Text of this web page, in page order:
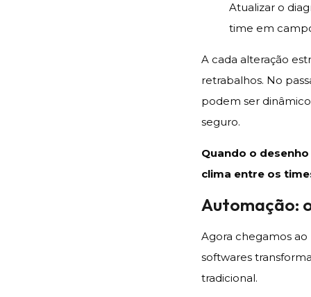
Atualizar o
time em
A cada alteração
retrabalhos. No
podem ser
seguro.
Quando o
clima entre os
Automação:
Agora chegamos
softwares
tradicional.